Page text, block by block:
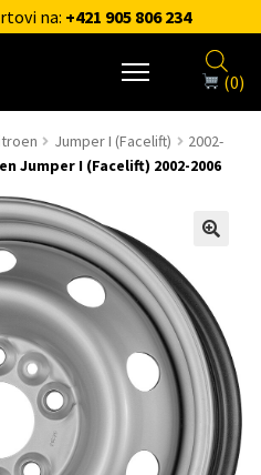
na: +421 905 806 234
(0)
Jumper I (Facelift)
2002-
Jumper I (Facelift) 2002-2006